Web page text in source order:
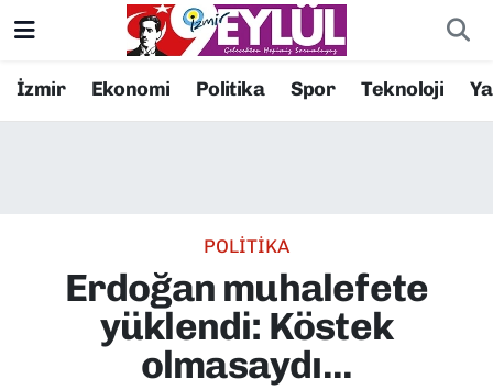
İzmir Ekonomi Politika Spor Teknoloji
POLİTİKA
Erdoğan muhalefete
yüklendi: Köstek
olmasaydı...
Resmi İlanlar
EKONOMİ
KÜLTÜR SANAT
Konak Nöbetçi Eczaneler
Süper Lig Puan Durumu ve Fikstür
Tüm Manşetler
Son Dakika Haberleri